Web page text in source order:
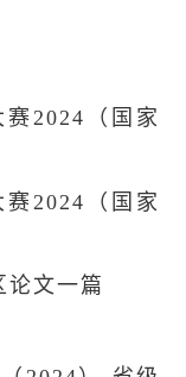
2024（国家
2024（国家
论文一篇